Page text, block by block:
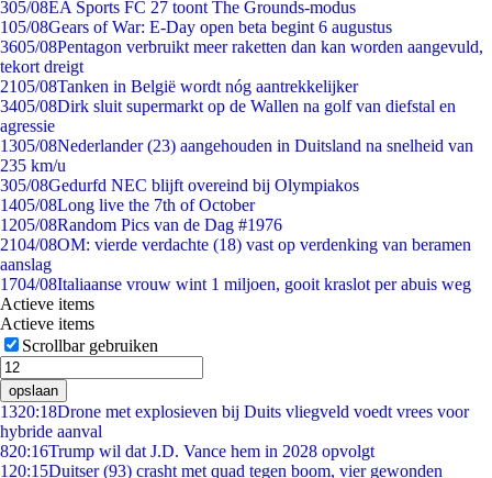
305/08EA Sports FC 27 toont The Grounds-modus
105/08Gears of War: E-Day open beta begint 6 augustus
3605/08Pentagon verbruikt meer raketten dan kan worden aangevuld,
tekort dreigt
2105/08Tanken in België wordt nóg aantrekkelijker
3405/08Dirk sluit supermarkt op de Wallen na golf van diefstal en
agressie
1305/08Nederlander (23) aangehouden in Duitsland na snelheid van
235 km/u
305/08Gedurfd NEC blijft overeind bij Olympiakos
1405/08Long live the 7th of October
1205/08Random Pics van de Dag #1976
2104/08OM: vierde verdachte (18) vast op verdenking van beramen
aanslag
1704/08Italiaanse vrouw wint 1 miljoen, gooit kraslot per abuis weg
Actieve items
Actieve items
Scrollbar gebruiken
opslaan
1320:18Drone met explosieven bij Duits vliegveld voedt vrees voor
hybride aanval
820:16Trump wil dat J.D. Vance hem in 2028 opvolgt
1 20:15Duitser (93) crasht met quad tegen boom, vier gewonden